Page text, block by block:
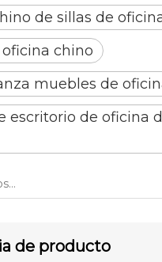
de sillas de
chino
muebles de
escritorio de oficina
de producto